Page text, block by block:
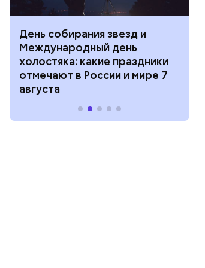
День собирания звезд и
Международный день
холостяка: какие праздники
отмечают в России и мире 7
августа